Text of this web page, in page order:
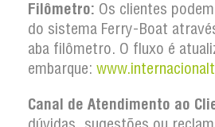
Filômetro: Os clientes
do sistema Ferry-Boat
aba filômetro. O fluxo é
embarque:
Canal de Atendimento ao